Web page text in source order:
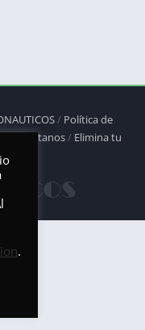
/ Política de
Contáctanos/ Elimina tu
.